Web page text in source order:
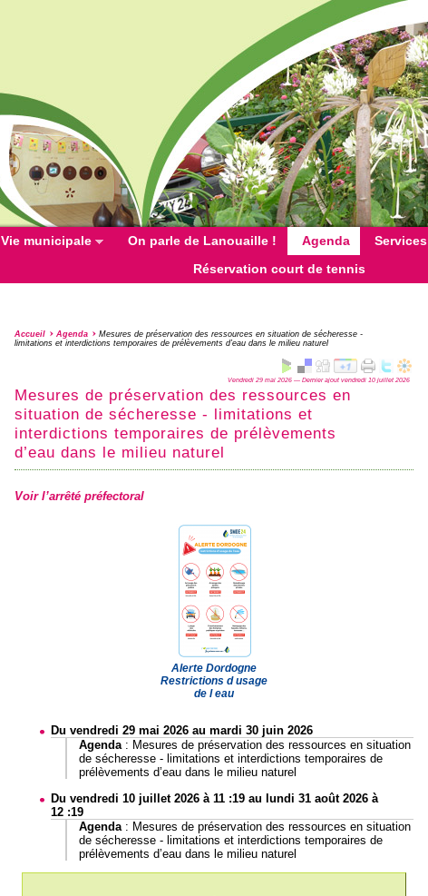
Vie municipale On parle de Lanouaille ! Agenda Services
Réservation court de tennis
Accueil Agenda
Mesures de préservation des ressources en situation de sécheresse -
limitations et interdictions temporaires de prélèvements d’eau dans le milieu naturel
Vendredi 29 mai 2026 — Dernier ajout vendredi 10 juillet 2026
Mesures de préservation des ressources en
situation de sécheresse - limitations et
interdictions temporaires de prélèvements
d’eau dans le milieu naturel
Voir l’arrêté préfectoral
Alerte Dordogne
Restrictions d usage
de l eau
Du vendredi 29 mai 2026 au mardi 30 juin 2026
Agenda: Mesures de préservation des ressources en situation
de sécheresse - limitations et interdictions temporaires de
prélèvements d’eau dans le milieu naturel
Du vendredi 10 juillet 2026 à 11 :19 au lundi 31 août 2026 à
12 :19
Agenda : Mesures de préservation des ressources en situation
de sécheresse - limitations et interdictions temporaires de
prélèvements d’eau dans le milieu naturel